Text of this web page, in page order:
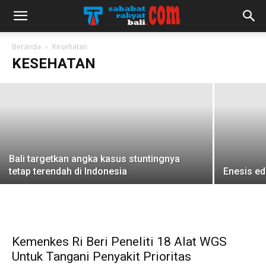
Beranda Kesehatan
KESEHATAN
Puskesmas di Denpasar jemput bola
vaksinasi penguat kedua bagi ODGJ
redaksi - 27 Januari 2023
Bali targetkan angka kasus stuntingnya
tetap terendah di Indonesia
Enesis
Kemenkes Ri Beri Peneliti 18 Alat WGS
Untuk Tangani Penyakit Prioritas